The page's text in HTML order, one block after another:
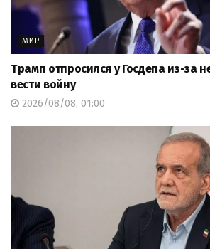
МИР
Трамп отпросился у Госдепа из-за
вести войну
2026/08/08, 01:00